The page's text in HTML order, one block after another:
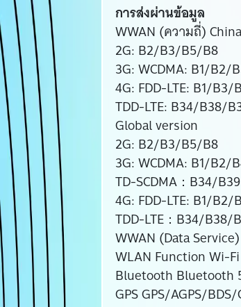
การส่งผ่านข้อมูล
WWAN (ความถี่)
2G: B2/B3/B5/B8
3G: WCDMA: B1/B2/
4G: FDD-LTE: B1/
TDD-LTE: B34/B38/
Global version
2G: B2/B3/B5/B8
3G: WCDMA: B1/
TD-SCDMA：B34/B39
4G: FDD-LTE: B1/
TDD-LTE：B34/
WWAN (Data
WLAN Function Wi-
Bluetooth Bluetooth
GPS GPS/AGPS/